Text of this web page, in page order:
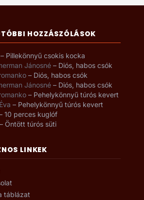
HOZZÁSZÓLÁSOK
– Pillekönnyű csokis kocka
Jánosné – Diós, habos csók
– Diós, habos csók
Jánosné – Diós, habos csók
– Pehelykönnyű túrós kevert
– Pehelykönnyű túrós kevert
10 perces kuglóf
– Öntött túrós süti
LINKEK
táblázat